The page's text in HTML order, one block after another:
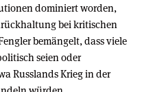
dominiert worden,
bei kritischen
bemängelt, dass viele
seien oder
Russlands Krieg in der